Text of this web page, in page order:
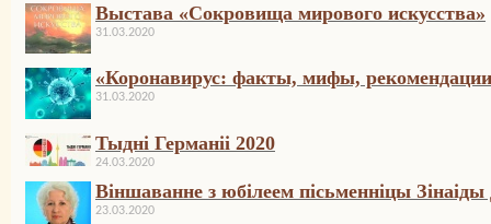
Выстава «Сокровища мирового искусства»
31.03.2020
«Коронавирус: факты, мифы,
31.03.2020
Тыдні Германіі 2020
24.03.2020
Віншаванне з юбілеем пісьменніцы
23.03.2020